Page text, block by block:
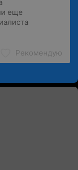
Рекомендую